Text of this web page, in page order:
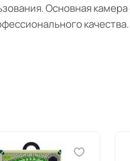
Основная камера